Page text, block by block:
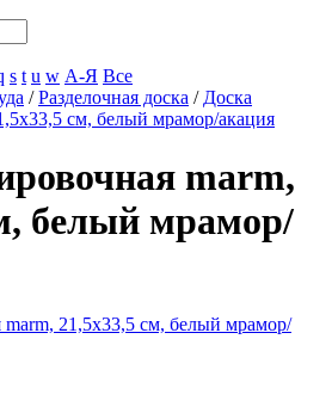
s t u w А-Я Все
/Разделочная доска / Доска
см, белый мрамор/акация
marm,
белый мрамор/